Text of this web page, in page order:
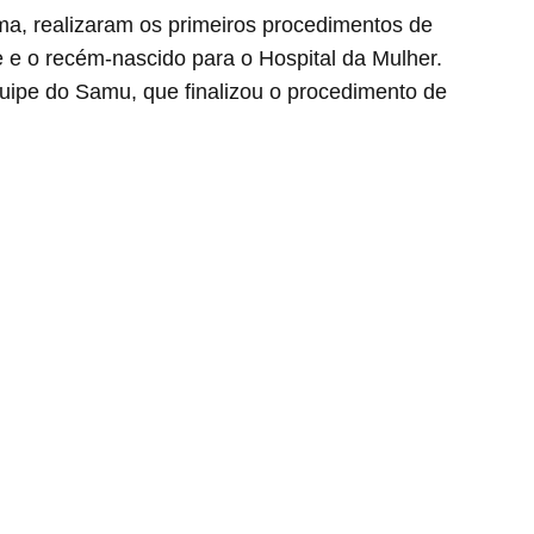
realizaram os primeiros procedimentos de
o recém-nascido para o Hospital da Mulher.
do Samu, que finalizou o procedimento de